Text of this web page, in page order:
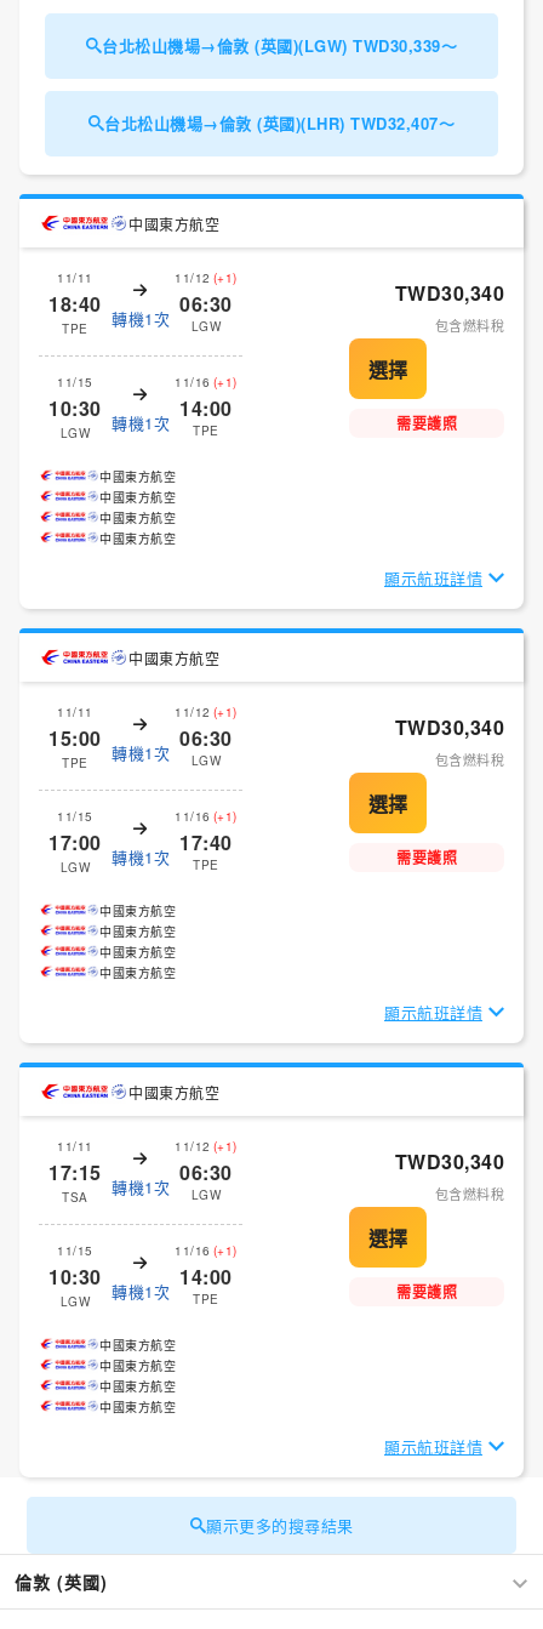
台北松山機場→倫敦 (英國)(LGW) TWD30,339～
台北松山機場→倫敦 (英國)(LHR) TWD32,407～
中國東方航空
11/11
18:40
TPE 轉機1次
11/12 (+1)
06:30
LGW
11/15
10:30
LGW 轉機1次
11/16 (+1)
14:00
TPE
TWD30,340
包含燃料稅
需要護照
中國東方航空
中國東方航空
中國東方航空
中國東方航空
顯示航班詳情
中國東方航空
11/11
15:00
TPE 轉機1次
11/12 (+1)
06:30
LGW
11/15
17:00
LGW 轉機1次
11/16 (+1)
17:40
TPE
TWD30,340
包含燃料稅
需要護照
中國東方航空
中國東方航空
中國東方航空
中國東方航空
顯示航班詳情
中國東方航空
11/11
17:15
TSA 轉機1次
11/12 (+1)
06:30
LGW
11/15
10:30
LGW 轉機1次
11/16 (+1)
14:00
TPE
TWD30,340
包含燃料稅
需要護照
中國東方航空
中國東方航空
中國東方航空
中國東方航空
顯示航班詳情
顯示更多的搜尋結果
倫敦 (英國)